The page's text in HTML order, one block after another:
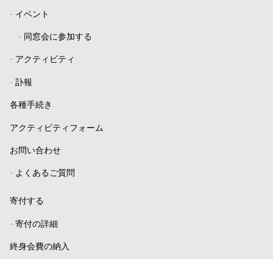
- イベント
- 同窓会に参加する
- アクティビティ
- 訃報
各種手続き
アクティビティフォーム
お問い合わせ
- よくあるご質問
寄付する
- 寄付の詳細
終身会費の納入